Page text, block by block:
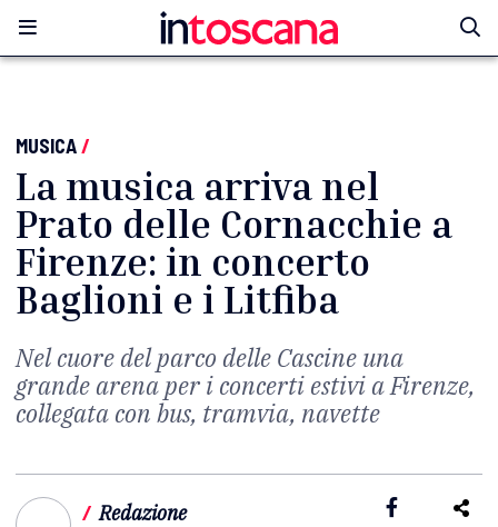
MUSICA/
La musica arriva nel
Prato delle Cornacchie a
Firenze: in concerto
Baglioni e i Litfiba
Nel cuore del parco delle Cascine una
grande arena per i concerti estivi a Firenze,
collegata con bus, tramvia, navette
/ Redazione